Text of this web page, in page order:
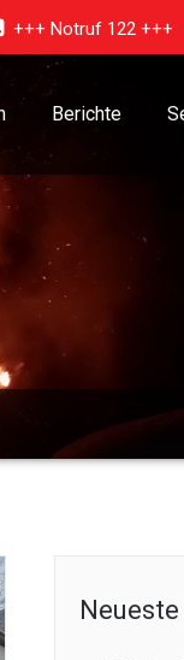
+++ Notruf 122 +++
Berichte